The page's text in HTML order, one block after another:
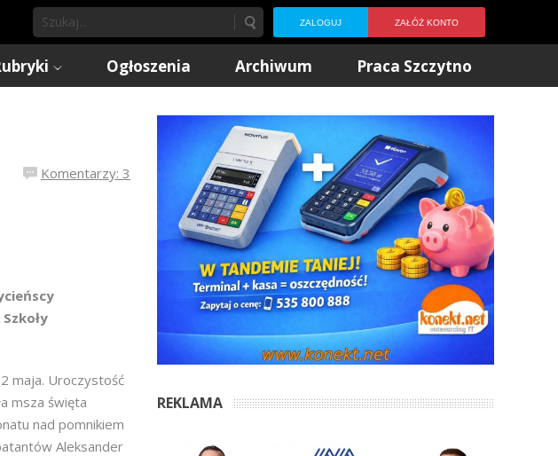
ZALOGUJ ZAŁÓŻ KONTO
Ogłoszenia Archiwum Praca Szczytno
Komentarzy: 3
maja. Uroczystość
msza święta
nad pomnikiem
Aleksander
REKLAMA